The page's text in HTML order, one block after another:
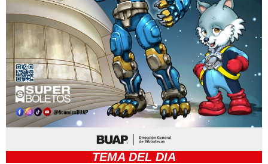
TEMA DEL DIA